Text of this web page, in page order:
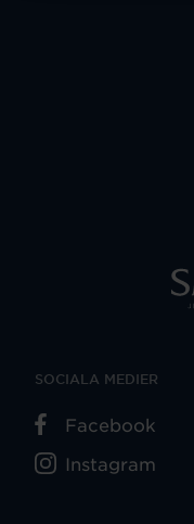
SOCIALA MEDIER
Facebook
Instagram